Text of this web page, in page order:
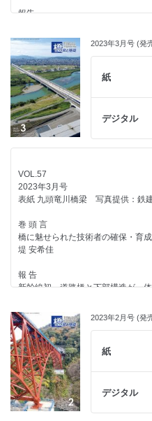
長山 智則
被害予想のための自然災害シミュ
田崎 賢治/徳橋 亮治/佐々木 達生/
海外文献紹介
海外における自然災害と橋梁
災害時の緊急仮設 ─ ベイリー橋を
末松 慎介
広告企画
日本の橋梁整備を支える技術
モニターより
「橋梁と基礎」7月号を読んで
岩﨑 郁夫
編集後記
齊藤 史朗
北陸自動車道を越える北陸新幹線
─ 福井架道橋，武生架道橋，第３
横山 秀喜/吉岡 浩司/髙本 進一郎/
工程短縮策を講じた連続PCラーメ
─ 北陸新幹線 大蔵余座橋梁 ─
朝長 光/相澤 宏幸/池端 文哉/石田
北陸新幹線（金沢・敦賀間）にお
筒井 康平/北井 慶一/相澤 宏幸/盛
浮世絵を彩った橋
第16回 高麗橋
紅林 章央
海外文献紹介
鉄筋コンクリート橋梁とCFRP橋梁
─ ドイツの実橋梁2橋のCO2排出量
─ 港湾鋼構造物の防食・補修技術
の技術動向 ─
髙木 優任
第2回 土木学会 インフラメンテ
「橋梁と基礎」 編集委員会
2023年度 土木学会デザイン賞 作品
報告
山本 健二/藤村 将治/井口 真一/片
山間部でJR線と交差する橋梁の施
市川 智久/山本 淳/藤ノ木 勉
小矢部砺波JCT～福光IC間の２期線
─ 旅川橋，山田川橋 ─
奥成 哲也/中南 孝晶/遠野 利之/棚
崔 静妍/矢野 和之/齋藤 哲郎/藤本
上田電鉄 別所線千曲川橋梁 復旧
連載まえがき
「橋を支え続ける縁の下の力持ち
連載企画
第１回 試練に耐えて富士川橋梁
小野田 滋
浮世絵を彩った橋
第15回 千代崎橋
紅林 章央
ニュース
下郷大橋（アーチ支間200 mのRC
2023年3月号 (発
紙
デジタル
VOL.57
2023年3月号
表紙 九頭竜川橋梁 写真提供：鉄建
巻 頭 言
橋に魅せられた技術者の確保・育
堤 安希佳
報 告
新幹線初 道路橋と下部構造が一
髙橋 源太郎/吉住 一郎/阿部 雅史/野
グラビアカラー
ケラニ河新橋 建設事業 パッケージ1
報 告
ケラニ河新橋 スリランカ初となる
─ ケラニ河新橋建設事業パッケージ
井上 武也/新谷 岳/松田 秀一
2023年2月号 (発
紙
デジタル